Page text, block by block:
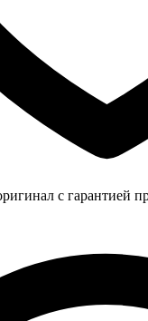
с гарантией